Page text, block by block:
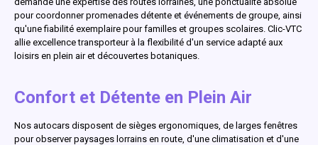
pour coordonner promenades détente et événements de groupe, ainsi
qu'une fiabilité exemplaire pour familles et groupes scolaires. Clic-VTC
allie excellence transporteur à la flexibilité d'un service adapté aux
loisirs en plein air et découvertes botaniques.
Confort et Détente en Plein Air
Nos autocars disposent de sièges ergonomiques, de larges fenêtres
pour observer paysages lorrains en route, d'une climatisation et d'une